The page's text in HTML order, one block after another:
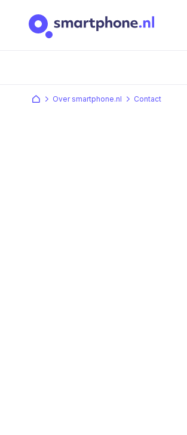
Over smartphone.nl Contact